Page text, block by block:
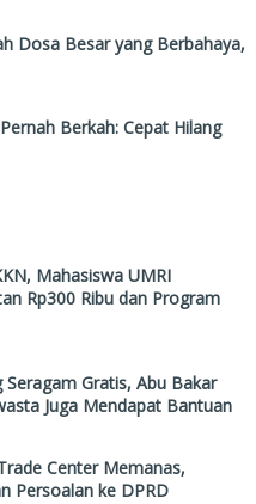
Dosa Besar yang Berbahaya,
Berkah: Cepat Hilang
Mahasiswa UMRI
Rp300 Ribu dan Program
Gratis, Abu Bakar
Juga Mendapat Bantuan
Center Memanas,
Persoalan ke DPRD